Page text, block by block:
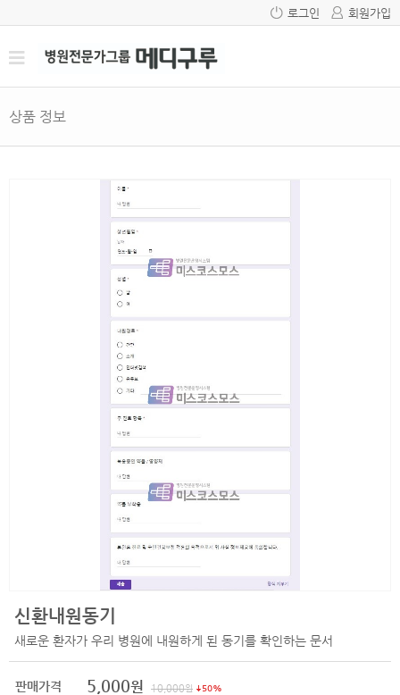
로그인 회원가입
상품 정보
신환내원동기
새로운 환자가 우리 병원에 내원하게 된 동기를 확인하는 문서
판매가격 5,000원 10,000원 50%